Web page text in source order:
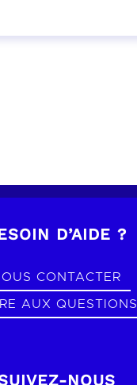
D’AIDE ?
CONTACTER
AUX QUESTIONS
NOUS